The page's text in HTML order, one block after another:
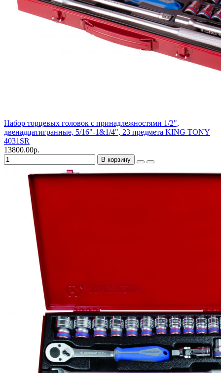
Набор торцевых головок с принадлежностями 1/2",
двенадцатигранные, 5/16"-1&1/4", 23 предмета KING TONY
4031SR
13800.00р.
В корзину